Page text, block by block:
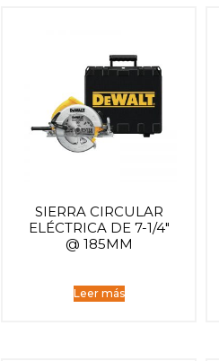
SIERRA CIRCULAR
ELÉCTRICA DE 7-1/4″
@ 185MM
Leer más